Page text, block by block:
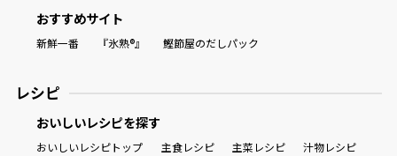
おすすめサイト
新鮮一番 『氷熟®』 鰹節屋のだしパック
レシピ
おいしいレシピを探す
おいしいレシピトップ 主食レシピ 主菜レシピ
汁物レシピ